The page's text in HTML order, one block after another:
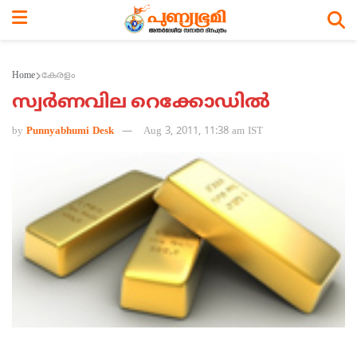
Home കേരളം
സ്വര്‍ണവില റെക്കോഡില്‍
by Punnyabhumi Desk Aug 3, 2011, 11:38 am IST